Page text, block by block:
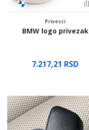
Privesci
BMW logo privezak
7.217,21 RSD